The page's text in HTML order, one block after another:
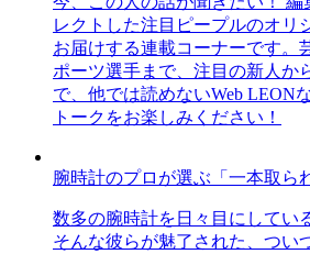
レクトした注目ピープルのオリ
お届けする連載コーナーです。
ポーツ選手まで、注目の新人か
で、他では読めないWeb LEON
トークをお楽しみください！
腕時計のプロが選ぶ「一本取ら
数多の腕時計を日々目にしてい
そんな彼らが魅了された、つい